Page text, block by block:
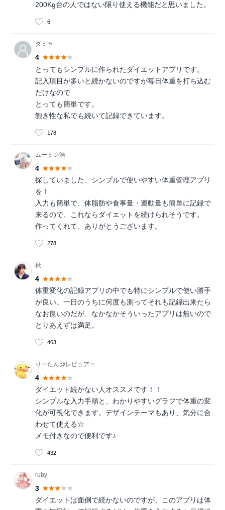
200Kg台の人ではない限り使える機能だと思いました。
6
ダミャ
4
とってもシンプルに作られたダイエットアプリです。
記入項目が多いと続かないのですが毎日体重を打ち込む
だけなので
とっても簡単です。
飽き性な私でも続いて記録できています。
178
ムーミン浩
4
探していました、シンプルで使いやすい体重管理アプリ
を！
入力も簡単で、体脂肪や食事量・運動量も簡単に記録で
来るので、これならダイエットを続けられそうです。
作ってくれて、ありがとうございます。
278
秋
4
体重変化の記録アプリの中でも特にシンプルで使い勝手
が良い。一日のうちに何度も測ってそれも記録出来たら
なお良いのだが、なかなかそういったアプリは無いので
とりあえずは満足。
463
りーたん@レビュアー
4
ダイエット続かない人オススメです！！
シンプルな入力手順と、わかりやすいグラフで体重の変
化が可視化できます。デザインテーマもあり、気分に合
わせて使える☆
メモ付きなので便利です♪
432
ruby
3
ダイエットは面倒で続かないのですが、このアプリは体